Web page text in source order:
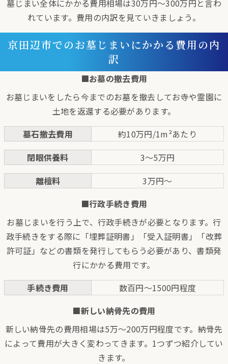
墓じまい全体にかかる費用相場は30万円～300万円と言わ
れています。費用の内訳を見ていきましょう。
京田辺市でのお墓じまいにかかる費用の内
訳
■お墓の撤去費用
お墓じまいをしたら今までのお墓を撤去してお寺や霊園に
土地を返還する必要があります。
墓石撤去費用
約10万円/1m²あたり
閉眼供養料
3〜5万円
離檀料
3万円〜
■行政手続き費用
お墓じまいを行う上で、行政手続きが必要となります。行
政手続きをする際に「埋葬証明書」「受入証明書」「改葬
許可証」などの書類を発行してもらう必要があり、書類発
行にかかる費用です。
手続き費用
数百円～1500円程度
■新しい納骨先の費用
新しい納骨先の費用相場は5万～200万円程度です。納骨先
によって費用が大きく変わってきます。1つずつ紹介してい
きます。